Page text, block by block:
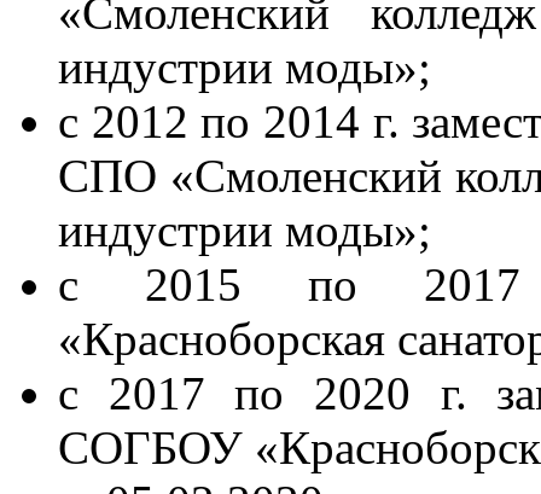
«Смоленский
индустрии моды»;
с 2012 по 2014 г.
СПО «Смоленский
индустрии моды»;
с 2015 по 2017
«Красноборская
с 2017 по 2020 г.
СОГБОУ